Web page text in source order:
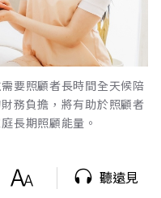
要照顧者長時間全天候陪
務負擔，將有助於照顧者
長期照顧能量。
聽遠見